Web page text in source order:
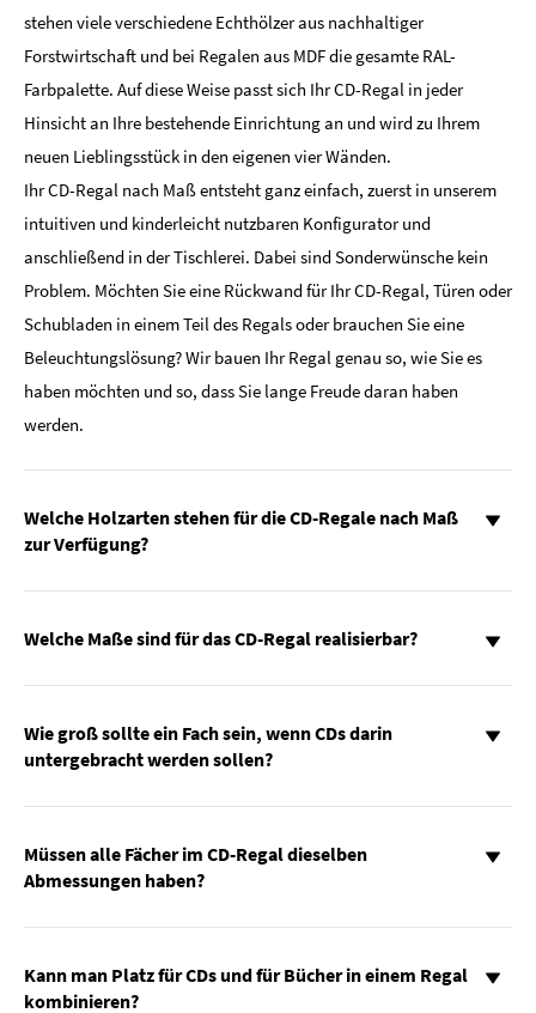
stehen viele verschiedene Echthölzer aus nachhaltiger
Forstwirtschaft und bei Regalen aus MDF die gesamte RAL-
Farbpalette. Auf diese Weise passt sich Ihr CD-Regal in jeder
Hinsicht an Ihre bestehende Einrichtung an und wird zu Ihrem
neuen Lieblingsstück in den eigenen vier Wänden.
Ihr CD-Regal nach Maß entsteht ganz einfach, zuerst in unserem
intuitiven und kinderleicht nutzbaren Konfigurator und
anschließend in der Tischlerei. Dabei sind Sonderwünsche kein
Problem. Möchten Sie eine Rückwand für Ihr CD-Regal, Türen oder
Schubladen in einem Teil des Regals oder brauchen Sie eine
Beleuchtungslösung? Wir bauen Ihr Regal genau so, wie Sie es
haben möchten und so, dass Sie lange Freude daran haben
werden.
Welche Holzarten stehen für die CD-Regale nach Maß
zur Verfügung?
Welche Maße sind für das CD-Regal realisierbar?
Wie groß sollte ein Fach sein, wenn CDs darin
untergebracht werden sollen?
Müssen alle Fächer im CD-Regal dieselben
Abmessungen haben?
Kann man Platz für CDs und für Bücher in einem Regal
kombinieren?